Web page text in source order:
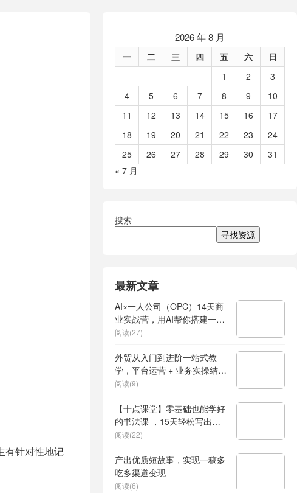
有针对性地记
2026 年 8 月
一 二 三 四 五 六
日
1
2
3
4
5 6 7 8 9
10
11
12 13 14 15 16
17
18
19 20 21 22 23
24
25
26 27 28 29 30
31
« 7 月
搜索
寻找资源
最新文章
AI×一人公司（OPC）14天商
业实战营，用AI帮你搭建一个
属于你自己的、能独立賺钱的
阅读(27)
外贸从入门到进阶一站式教
学，平台运营 + 业务实操结
合，实现业绩稳步增长
阅读(9)
【十点课堂】零基础也能学好
的书法课 ，15天轻松写出漂
亮人生
阅读(22)
产出优质短故事，实现一稿多
吃多渠道变现
阅读(6)